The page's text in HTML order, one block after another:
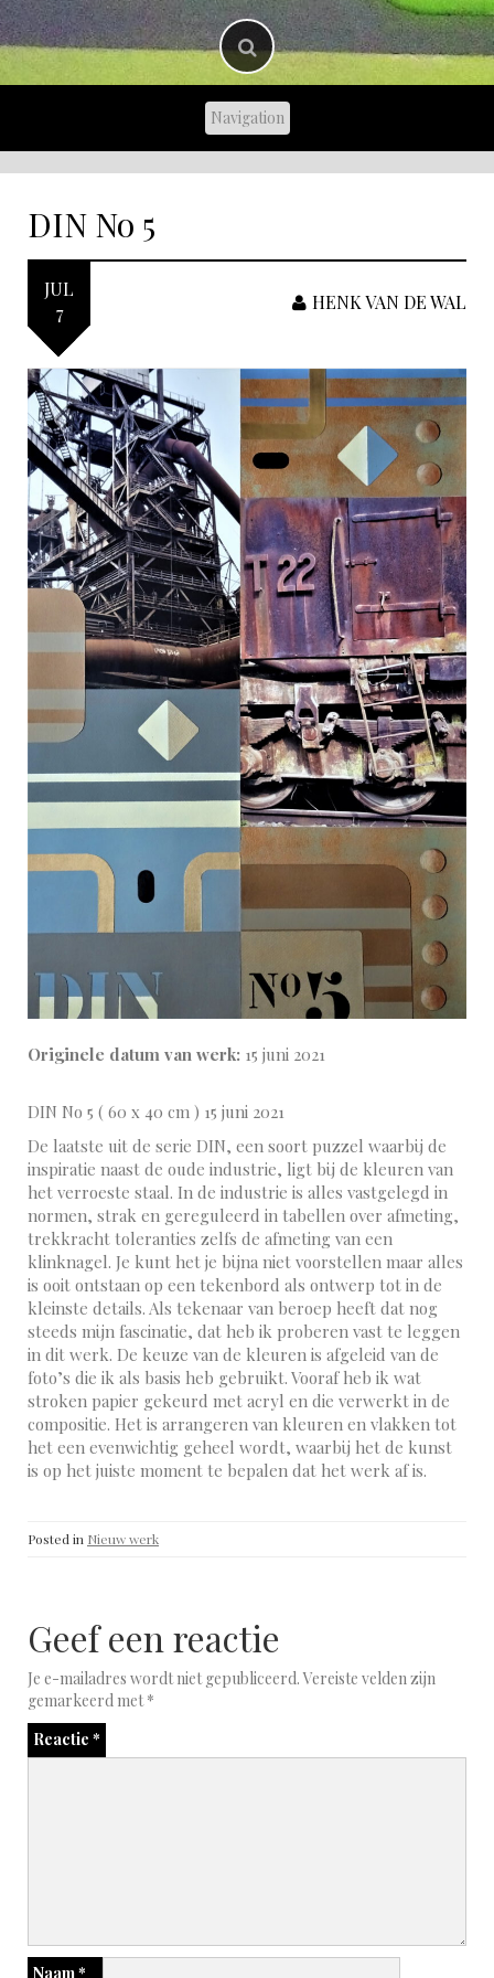
DIN No 5
JUL
7
HENK VAN DE WAL
Originele datum van werk: 15 juni 2021
DIN No 5 ( 60 x 40 cm ) 15 juni 2021
De laatste uit de serie DIN, een soort puzzel waarbij de
inspiratie naast de oude industrie, ligt bij de kleuren van
het verroeste staal. In de industrie is alles vastgelegd in
normen, strak en gereguleerd in tabellen over afmeting,
trekkracht toleranties zelfs de afmeting van een
klinknagel. Je kunt het je bijna niet voorstellen maar alles
is ooit ontstaan op een tekenbord als ontwerp tot in de
kleinste details. Als tekenaar van beroep heeft dat nog
steeds mijn fascinatie, dat heb ik proberen vast te leggen
in dit werk. De keuze van de kleuren is afgeleid van de
foto’s die ik als basis heb gebruikt. Vooraf heb ik wat
stroken papier gekeurd met acryl en die verwerkt in de
compositie. Het is arrangeren van kleuren en vlakken tot
het een evenwichtig geheel wordt, waarbij het de kunst
is op het juiste moment te bepalen dat het werk af is.
Posted in Nieuw werk
Geef een reactie
Je e-mailadres wordt niet gepubliceerd. Vereiste velden zijn
gemarkeerd met*
Reactie *
Naam*